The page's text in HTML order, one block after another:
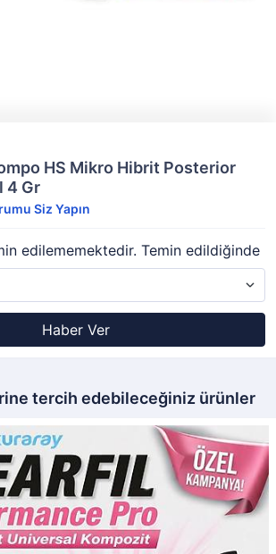
HS Mikro Hibrit Posterior
4 Gr
Siz Yapın
edilememektedir. Temin edildiğinde
Haber Ver
tercih edebileceğiniz ürünler